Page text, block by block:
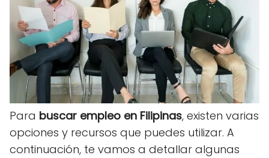
Para buscar empleo en Filipinas, existen varias
opciones y recursos que puedes utilizar. A
continuación, te vamos a detallar algunas